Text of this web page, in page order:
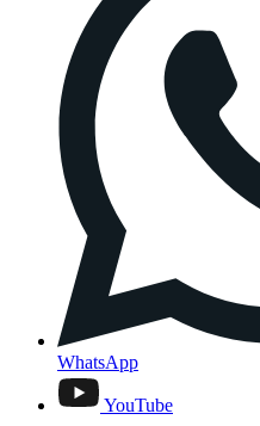
WhatsApp
YouTube